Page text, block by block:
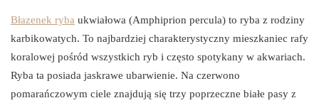
Błazenek ryba ukwiałowa (Amphiprion percula) to ryba z rodziny
karbikowatych. To najbardziej charakterystyczny mieszkaniec rafy
koralowej pośród wszystkich ryb i często spotykany w akwariach.
Ryba ta posiada jaskrawe ubarwienie. Na czerwono
pomarańczowym ciele znajdują się trzy poprzeczne białe pasy z